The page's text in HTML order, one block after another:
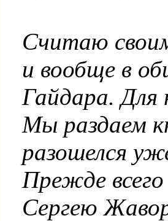
Считаю
и вообще в
Гайдара. Для
Мы раздаем
разошелся
Прежде
Сергею